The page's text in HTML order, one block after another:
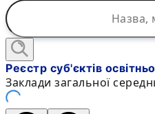
Реєстр суб'єктів
Заклади загальної